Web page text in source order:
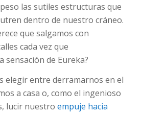
las sutiles estructuras que
dentro de nuestro cráneo.
que salgamos con
cada vez que
sensación de Eureka?
elegir entre derramarnos en el
a casa o, como el ingenioso
lucir nuestro empuje hacia